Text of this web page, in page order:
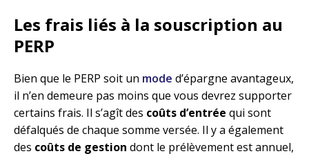
Les frais liés à la souscription au
PERP
Bien que le PERP soit un mode d’épargne avantageux,
il n’en demeure pas moins que vous devrez supporter
certains frais. Il s’agît des coûts d’entrée qui sont
défalqués de chaque somme versée. Il y a également
des coûts de gestion dont le prélèvement est annuel,